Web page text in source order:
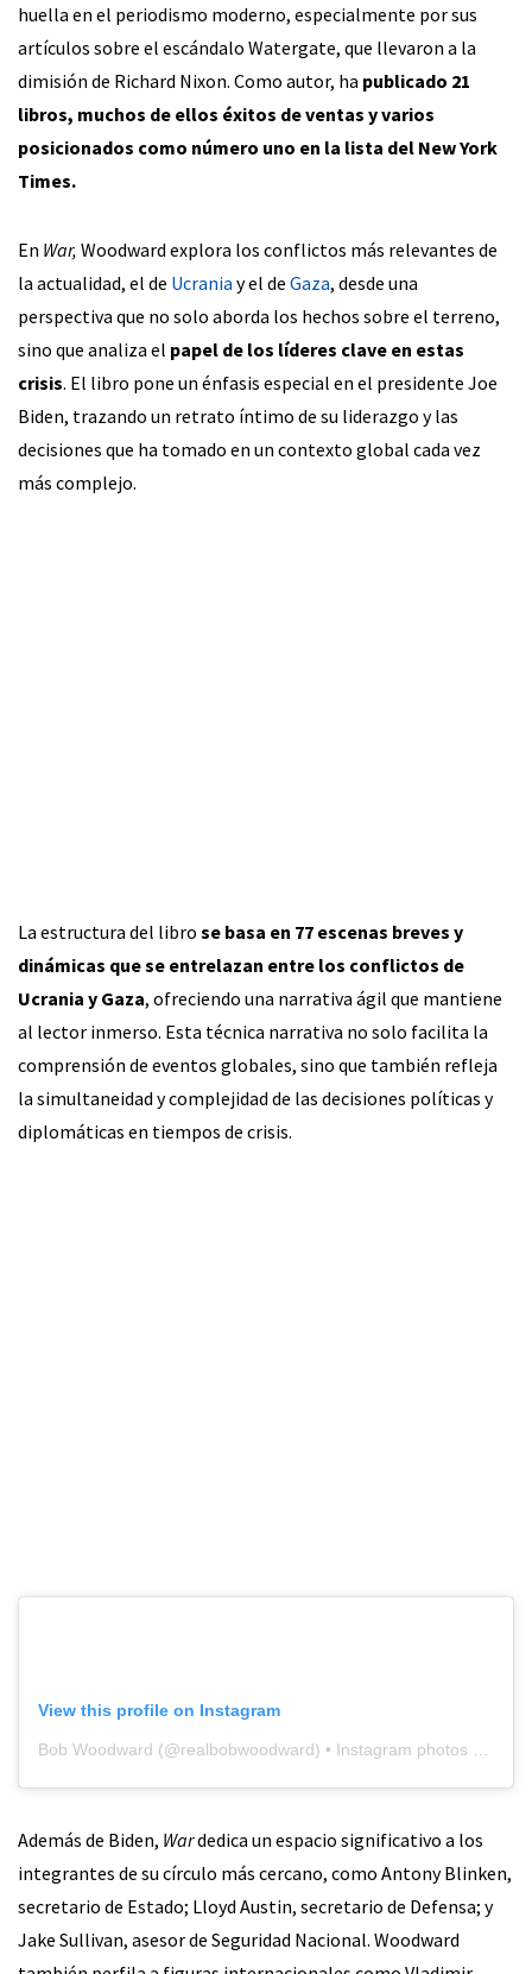
huella en el periodismo moderno, especialmente por sus
artículos sobre el escándalo Watergate, que llevaron a la
dimisión de Richard Nixon. Como autor, ha publicado 21
libros, muchos de ellos éxitos de ventas y varios
posicionados como número uno en la lista del New York
Times.
En War, Woodward explora los conflictos más relevantes de
la actualidad, el de Ucrania y el de Gaza, desde una
perspectiva que no solo aborda los hechos sobre el terreno,
sino que analiza el papel de los líderes clave en estas
crisis. El libro pone un énfasis especial en el presidente Joe
Biden, trazando un retrato íntimo de su liderazgo y las
decisiones que ha tomado en un contexto global cada vez
más complejo.
La estructura del libro se basa en 77 escenas breves y
dinámicas que se entrelazan entre los conflictos de
Ucrania y Gaza, ofreciendo una narrativa ágil que mantiene
al lector inmerso. Esta técnica narrativa no solo facilita la
comprensión de eventos globales, sino que también refleja
la simultaneidad y complejidad de las decisiones políticas y
diplomáticas en tiempos de crisis.
View this profile on Instagram
Bob Woodward (@realbobwoodward) • Instagram photos and videos
Además de Biden, Wardedica un espacio significativo a los
integrantes de su círculo más cercano, como Antony Blinken,
secretario de Estado; Lloyd Austin, secretario de Defensa; y
Jake Sullivan, asesor de Seguridad Nacional. Woodward